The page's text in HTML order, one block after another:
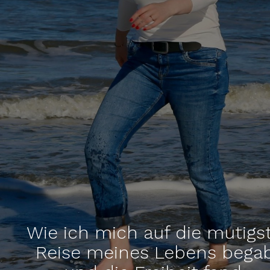
Wie ich mich auf die
Reise meines Lebens